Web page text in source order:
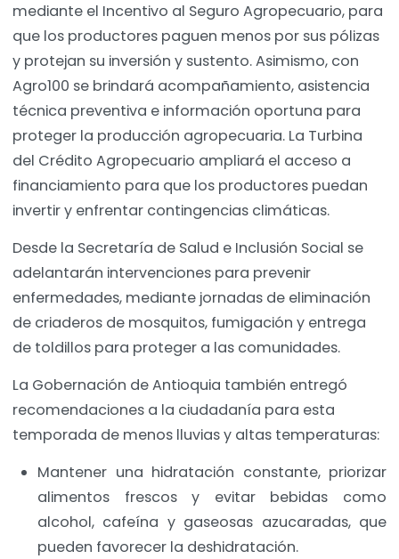
mediante el Incentivo al Seguro Agropecuario, para
que los productores paguen menos por sus pólizas
y protejan su inversión y sustento. Asimismo, con
Agro100 se brindará acompañamiento, asistencia
técnica preventiva e información oportuna para
proteger la producción agropecuaria. La Turbina
del Crédito Agropecuario ampliará el acceso a
financiamiento para que los productores puedan
invertir y enfrentar contingencias climáticas.
Desde la Secretaría de Salud e Inclusión Social se
adelantarán intervenciones para prevenir
enfermedades, mediante jornadas de eliminación
de criaderos de mosquitos, fumigación y entrega
de toldillos para proteger a las comunidades.
La Gobernación de Antioquia también entregó
recomendaciones a la ciudadanía para esta
temporada de menos lluvias y altas temperaturas:
Mantener una hidratación constante, priorizar
alimentos frescos y evitar bebidas como
alcohol, cafeína y gaseosas azucaradas, que
pueden favorecer la deshidratación.